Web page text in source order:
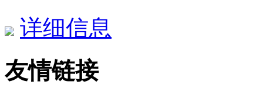
详细信息
友情链接